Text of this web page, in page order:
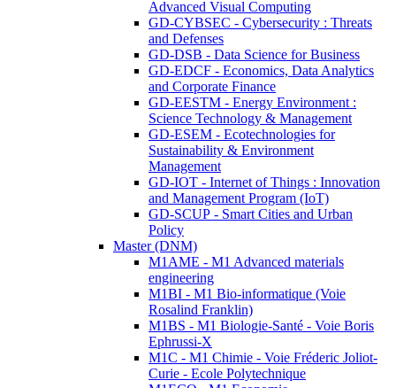
Advanced Visual Computing
GD-CYBSEC - Cybersecurity : Threats
and Defenses
GD-DSB - Data Science for Business
GD-EDCF - Economics, Data Analytics
and Corporate Finance
GD-EESTM - Energy Environment :
Science Technology & Management
GD-ESEM - Ecotechnologies for
Sustainability & Environment
Management
GD-IOT - Internet of Things : Innovation
and Management Program (IoT)
GD-SCUP - Smart Cities and Urban
Policy
Master (DNM)
M1AME - M1 Advanced materials
engineering
M1BI - M1 Bio-informatique (Voie
Rosalind Franklin)
M1BS - M1 Biologie-Santé - Voie Boris
Ephrussi-X
M1C - M1 Chimie - Voie Fréderic Joliot-
Curie - Ecole Polytechnique